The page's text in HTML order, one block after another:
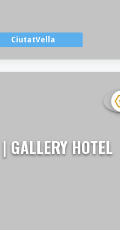
CiutatVella
GALLERY HOTEL